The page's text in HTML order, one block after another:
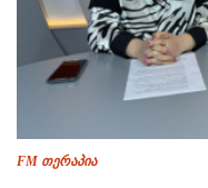
FM თერაპია